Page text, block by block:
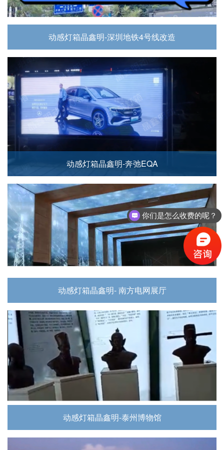
动感灯箱晶鑫明-深圳地铁4号线改造
动感灯箱晶鑫明-奔弛EQA
动感灯箱晶鑫明- 南方电网展厅
动感灯箱晶鑫明-泰州博物馆
你们是怎么收费的呢？